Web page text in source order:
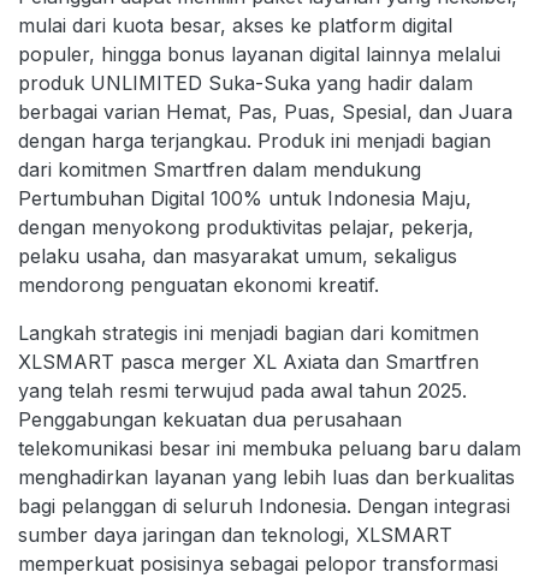
mulai dari kuota besar, akses ke platform digital
populer, hingga bonus layanan digital lainnya melalui
produk UNLIMITED Suka-Suka yang hadir dalam
berbagai varian Hemat, Pas, Puas, Spesial, dan Juara
dengan harga terjangkau. Produk ini menjadi bagian
dari komitmen Smartfren dalam mendukung
Pertumbuhan Digital 100% untuk Indonesia Maju,
dengan menyokong produktivitas pelajar, pekerja,
pelaku usaha, dan masyarakat umum, sekaligus
mendorong penguatan ekonomi kreatif.
Langkah strategis ini menjadi bagian dari komitmen
XLSMART pasca merger XL Axiata dan Smartfren
yang telah resmi terwujud pada awal tahun 2025.
Penggabungan kekuatan dua perusahaan
telekomunikasi besar ini membuka peluang baru dalam
menghadirkan layanan yang lebih luas dan berkualitas
bagi pelanggan di seluruh Indonesia. Dengan integrasi
sumber daya jaringan dan teknologi, XLSMART
memperkuat posisinya sebagai pelopor transformasi